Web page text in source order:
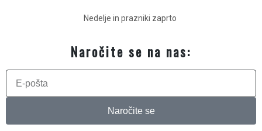
Nedelje in prazniki zaprto
Naročite se na nas:
Naročite se